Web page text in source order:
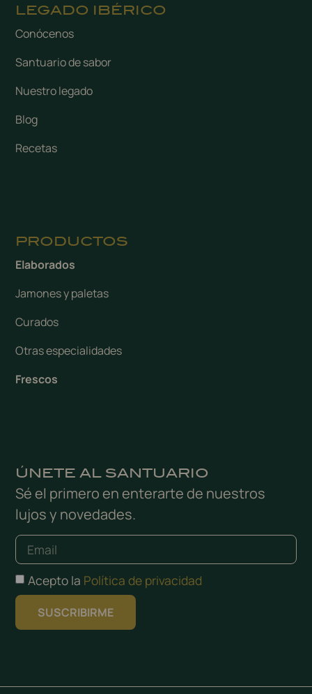
LEGADO IBÉRICO
Conócenos
Santuario de sabor
Nuestro legado
Blog
Recetas
PRODUCTOS
Elaborados
Jamones y paletas
Curados
Otras especialidades
Frescos
ÚNETE AL SANTUARIO
Sé el primero en enterarte de nuestros
lujos y novedades.
Acepto la Política de privacidad
SUSCRIBIRME